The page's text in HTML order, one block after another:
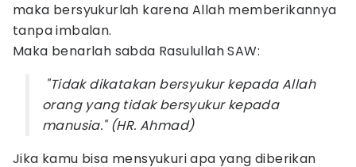
maka bersyukurlah karena Allah memberikannya
tanpa imbalan.
Maka benarlah sabda Rasulullah SAW:
"Tidak dikatakan bersyukur kepada Allah
orang yang tidak bersyukur kepada
manusia." (HR. Ahmad)
Jika kamu bisa mensyukuri apa yang diberikan